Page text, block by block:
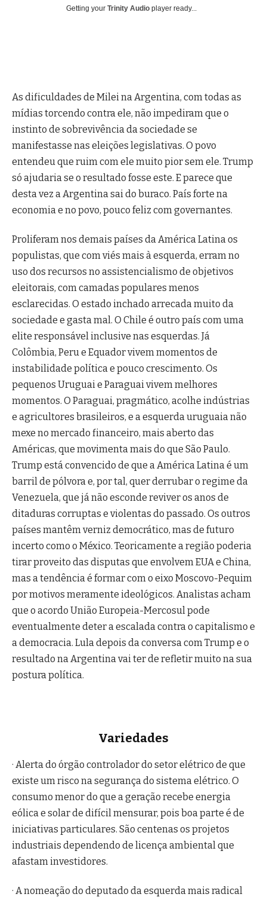
Getting your Trinity Audio player ready...
As dificuldades de Milei na Argentina, com todas as
mídias torcendo contra ele, não impediram que o
instinto de sobrevivência da sociedade se
manifestasse nas eleições legislativas. O povo
entendeu que ruim com ele muito pior sem ele. Trump
só ajudaria se o resultado fosse este. E parece que
desta vez a Argentina sai do buraco. País forte na
economia e no povo, pouco feliz com governantes.
Proliferam nos demais países da América Latina os
populistas, que com viés mais à esquerda, erram no
uso dos recursos no assistencialismo de objetivos
eleitorais, com camadas populares menos
esclarecidas. O estado inchado arrecada muito da
sociedade e gasta mal. O Chile é outro país com uma
elite responsável inclusive nas esquerdas. Já
Colômbia, Peru e Equador vivem momentos de
instabilidade política e pouco crescimento. Os
pequenos Uruguai e Paraguai vivem melhores
momentos. O Paraguai, pragmático, acolhe indústrias
e agricultores brasileiros, e a esquerda uruguaia não
mexe no mercado financeiro, mais aberto das
Américas, que movimenta mais do que São Paulo.
Trump está convencido de que a América Latina é um
barril de pólvora e, por tal, quer derrubar o regime da
Venezuela, que já não esconde reviver os anos de
ditaduras corruptas e violentas do passado. Os outros
países mantêm verniz democrático, mas de futuro
incerto como o México. Teoricamente a região poderia
tirar proveito das disputas que envolvem EUA e China,
mas a tendência é formar com o eixo Moscovo-Pequim
por motivos meramente ideológicos. Analistas acham
que o acordo União Europeia-Mercosul pode
eventualmente deter a escalada contra o capitalismo e
a democracia. Lula depois da conversa com Trump e o
resultado na Argentina vai ter de refletir muito na sua
postura política.
Variedades
· Alerta do órgão controlador do setor elétrico de que
existe um risco na segurança do sistema elétrico. O
consumo menor do que a geração recebe energia
eólica e solar de difícil mensurar, pois boa parte é de
iniciativas particulares. São centenas os projetos
industriais dependendo de licença ambiental que
afastam investidores.
· A nomeação do deputado da esquerda mais radical